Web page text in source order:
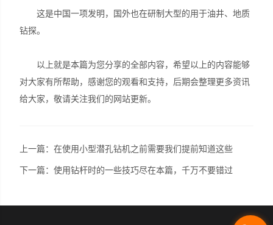
这是中国一项发明，国外也在研制大型的用于油井、地质
钻探。
以上就是本篇为您分享的全部内容，希望以上的内容能够
对大家有所帮助，感谢您的观看和支持，后期会整理更多资讯
给大家，敬请关注我们的网站更新。
上一篇：在使用小型潜孔钻机之前需要我们提前知道这些
下一篇：使用钻杆时的一些技巧尽在本篇，千万不要错过